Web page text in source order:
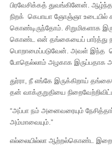
பிரவேசிக்கத் துவங்கினேன். ஆழ்ந்த
நிறக் கெபாயா ஞோஞ்ஞா உடையில்
கொண்டிருந்தோம். சிறுமிகளாக
கொண்ட என் தங்கையைப் பார்த்து
பொறாமைப்படுவேன். அவள் இந்த
போதெல்லாம் அழகாக இருப்பதாக
துர்ரா, நீ எங்கே இருக்கிறாய்
தன் வாக்குறுதியை
“அப்பா நம் அனைவரையும்
அம்மாவையும்.”
எல்லையில்லா ஆற்றல்கொண்ட